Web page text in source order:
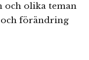
och olika teman
och förändring